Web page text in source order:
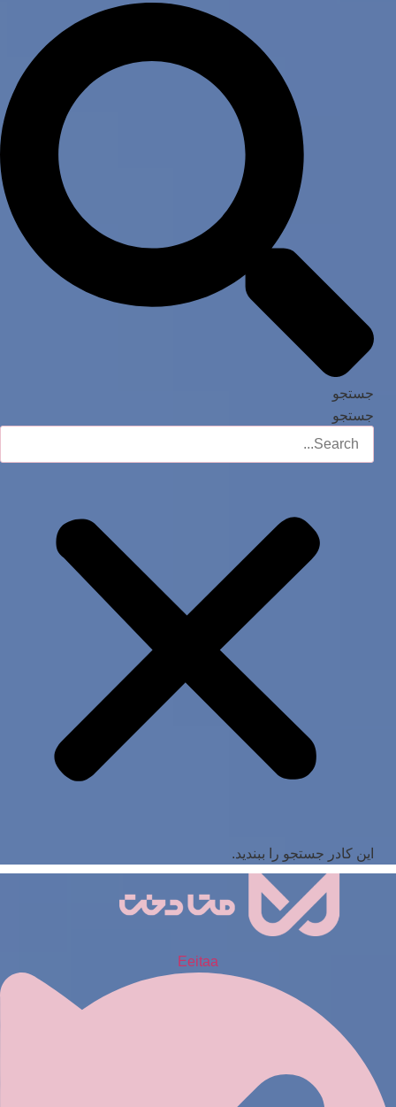
جستجو
جستجو
این کادر جستجو را ببندید.
Eeitaa